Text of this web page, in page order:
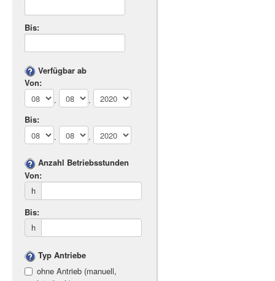
Bis:
Verfügbar ab
Von:
.
.
Bis:
.
.
Anzahl Betriebsstunden
Von:
h
Bis:
h
Typ Antriebe
ohne Antrieb (manuell,